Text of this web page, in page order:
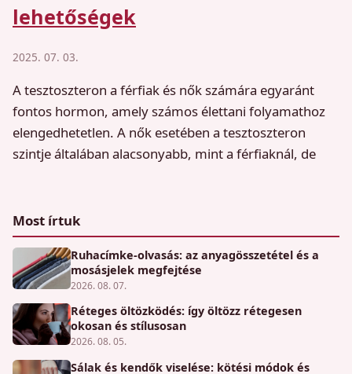
lehetőségek
2025. 07. 03.
A tesztoszteron a férfiak és nők számára egyaránt
fontos hormon, amely számos élettani folyamathoz
elengedhetetlen. A nők esetében a tesztoszteron
szintje általában alacsonyabb, mint a férfiaknál, de
Most írtuk
Ruhacímke-olvasás: az anyagösszetétel és a
mosásjelek megfejtése
2026. 08. 07.
Réteges öltözködés: így öltözz rétegesen
okosan és stílusosan
2026. 08. 05.
Sálak és kendők viselése: kötési módok és